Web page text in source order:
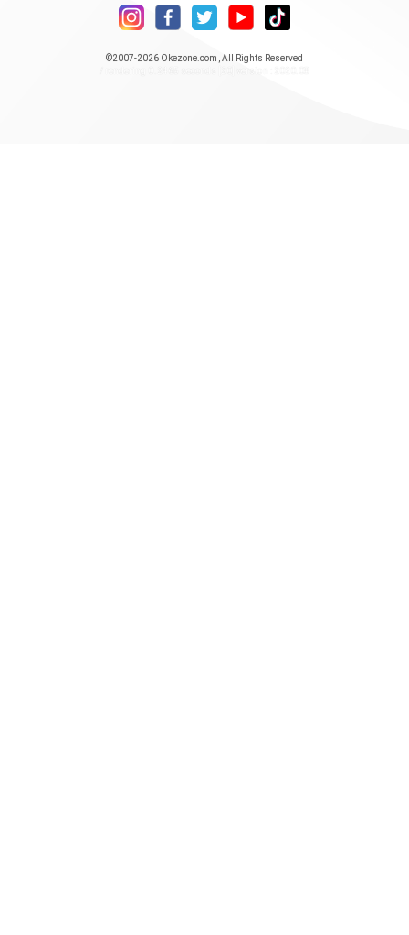
©2007-2026 Okezone.com , All Rights Reserved